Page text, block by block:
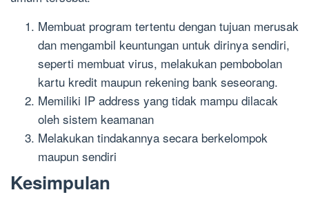
Membuat program tertentu dengan tujuan merusak
dan mengambil keuntungan untuk dirinya sendiri,
seperti membuat virus, melakukan pembobolan
kartu kredit maupun rekening bank seseorang.
Memiliki IP address yang tidak mampu dilacak
oleh sistem keamanan
Melakukan tindakannya secara berkelompok
maupun sendiri
Kesimpulan